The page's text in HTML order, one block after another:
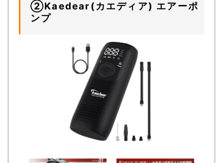
②Kaedear(カエディア) エアーポ
ンプ